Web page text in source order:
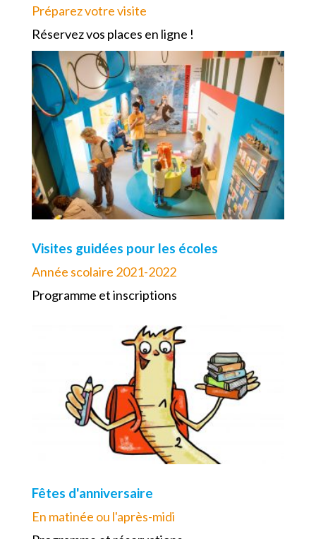
Préparez votre visite
Réservez vos places en ligne !
Visites guidées pour les écoles
Année scolaire 2021-2022
Programme et inscriptions
Fêtes d'anniversaire
En matinée ou l'après-midi